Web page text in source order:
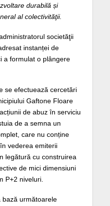
durabilă și
al colectivităţii.
societăţii
instanței de
a formulat o plângere
se efectuează cercetări
Gaftone Floare
de abuz în serviciu
de a semna un
care nu conține
vederea emiterii
legătură cu construirea
de mici dimensiuni
P+2 niveluri.
bază următoarele